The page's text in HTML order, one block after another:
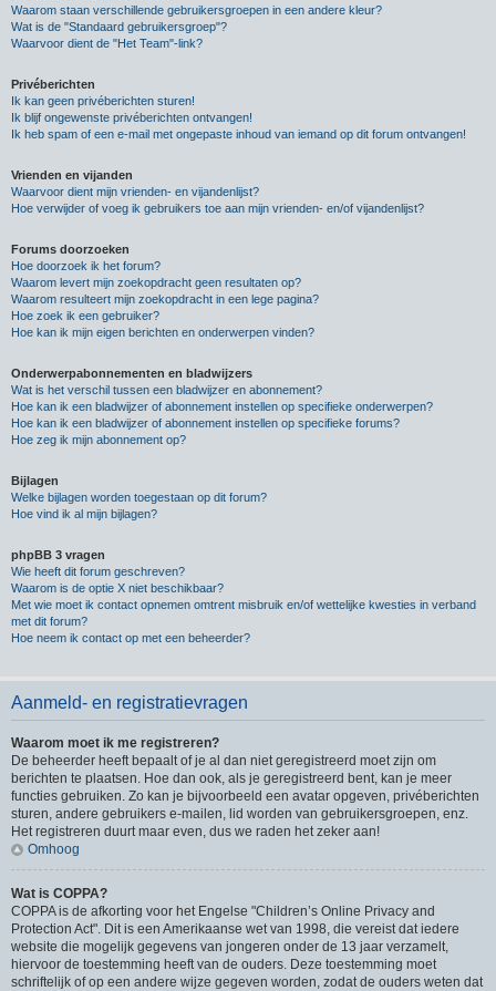
Waarom staan verschillende gebruikersgroepen in een andere kleur?
Wat is de "Standaard gebruikersgroep"?
Waarvoor dient de "Het Team"-link?
Privéberichten
Ik kan geen privéberichten sturen!
Ik blijf ongewenste privéberichten ontvangen!
Ik heb spam of een e-mail met ongepaste inhoud van iemand op dit forum ontvangen!
Vrienden en vijanden
Waarvoor dient mijn vrienden- en vijandenlijst?
Hoe verwijder of voeg ik gebruikers toe aan mijn vrienden- en/of vijandenlijst?
Forums doorzoeken
Hoe doorzoek ik het forum?
Waarom levert mijn zoekopdracht geen resultaten op?
Waarom resulteert mijn zoekopdracht in een lege pagina?
Hoe zoek ik een gebruiker?
Hoe kan ik mijn eigen berichten en onderwerpen vinden?
Onderwerpabonnementen en bladwijzers
Wat is het verschil tussen een bladwijzer en abonnement?
Hoe kan ik een bladwijzer of abonnement instellen op specifieke onderwerpen?
Hoe kan ik een bladwijzer of abonnement instellen op specifieke forums?
Hoe zeg ik mijn abonnement op?
Bijlagen
Welke bijlagen worden toegestaan op dit forum?
Hoe vind ik al mijn bijlagen?
phpBB 3 vragen
Wie heeft dit forum geschreven?
Waarom is de optie X niet beschikbaar?
Met wie moet ik contact opnemen omtrent misbruik en/of wettelijke kwesties in verband
met dit forum?
Hoe neem ik contact op met een beheerder?
Aanmeld- en registratievragen
Waarom moet ik me registreren?
De beheerder heeft bepaalt of je al dan niet geregistreerd moet zijn om
berichten te plaatsen. Hoe dan ook, als je geregistreerd bent, kan je meer
functies gebruiken. Zo kan je bijvoorbeeld een avatar opgeven, privéberichten
sturen, andere gebruikers e-mailen, lid worden van gebruikersgroepen, enz.
Het registreren duurt maar even, dus we raden het zeker aan!
Omhoog
Wat is COPPA?
COPPA is de afkorting voor het Engelse "Children’s Online Privacy and
Protection Act". Dit is een Amerikaanse wet van 1998, die vereist dat iedere
website die mogelijk gegevens van jongeren onder de 13 jaar verzamelt,
hiervoor de toestemming heeft van de ouders. Deze toestemming moet
schriftelijk of op een andere wijze gegeven worden, zodat de ouders weten dat